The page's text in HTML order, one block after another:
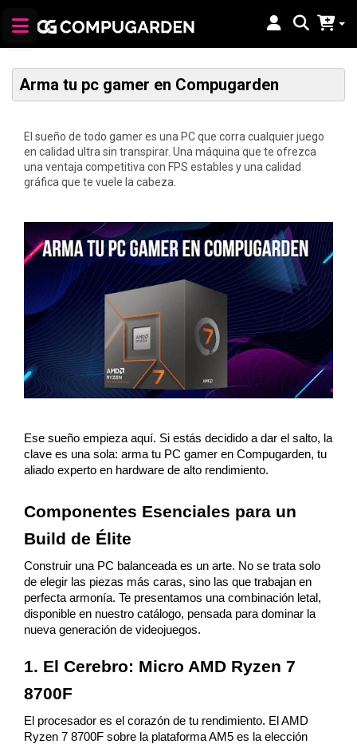
Arma tu pc gamer en Compugarden
El sueño de todo gamer es una PC que corra cualquier juego
en calidad ultra sin transpirar. Una máquina que te ofrezca
una ventaja competitiva con FPS estables y una calidad
gráfica que te vuele la cabeza.
Ese sueño empieza aquí. Si estás decidido a dar el salto, la
clave es una sola: arma tu PC gamer en Compugarden, tu
aliado experto en hardware de alto rendimiento.
Componentes Esenciales para un
Build de Élite
Construir una PC balanceada es un arte. No se trata solo
de elegir las piezas más caras, sino las que trabajan en
perfecta armonía. Te presentamos una combinación letal,
disponible en nuestro catálogo, pensada para dominar la
nueva generación de videojuegos.
1. El Cerebro: Micro AMD Ryzen 7
8700F
El procesador es el corazón de tu rendimiento. El AMD
Ryzen 7 8700F sobre la plataforma AM5 es la elección